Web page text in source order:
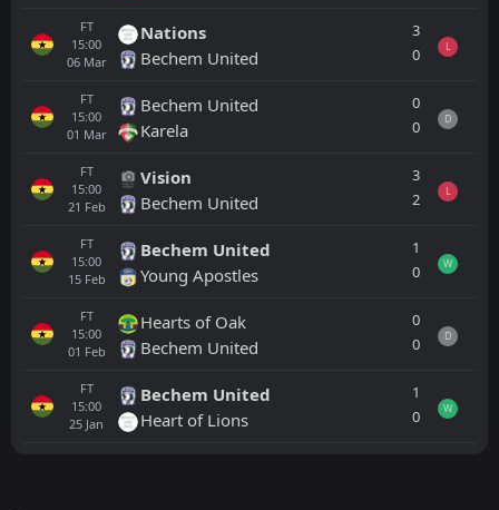
FT
15:00
06 Mar
Nations
Bechem United
3
0
L
FT
15:00
01 Mar
Bechem United
Karela
0
0
D
FT
15:00
21 Feb
Vision
Bechem United
3
2
L
FT
15:00
15 Feb
Bechem United
Young Apostles
1
0
W
FT
15:00
01 Feb
Hearts of Oak
Bechem United
0
0
D
FT
15:00
25 Jan
Bechem United
Heart of Lions
1
0
W